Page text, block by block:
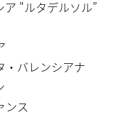
"ルタデルソル”
・バレンシアナ
ンス